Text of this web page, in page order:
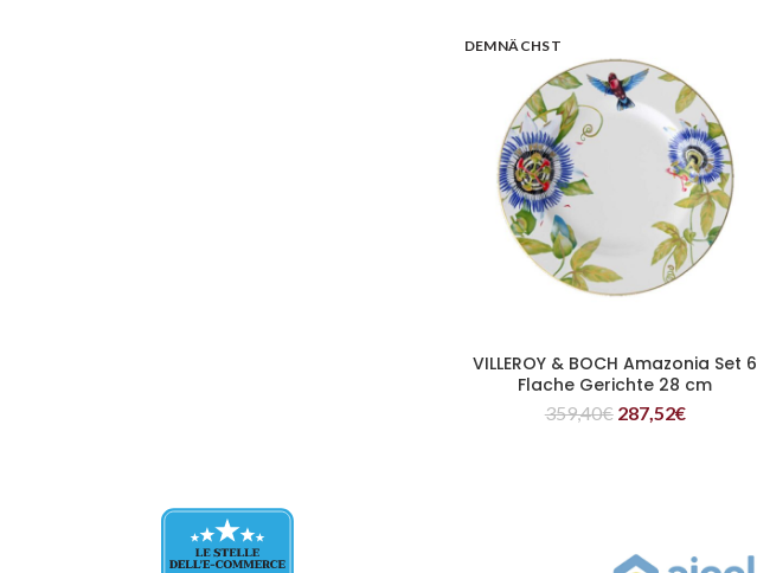
DEMNÄCHST
WEITERLESEN
VILLEROY & BOCH Amazonia Set 6
Flache Gerichte 28 cm
359,40€ 287,52€